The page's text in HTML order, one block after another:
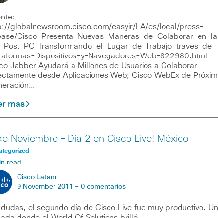
globalnewsroom.cisco.com/easyir/LA/es/local/press-
Cisco-Presenta-Nuevas-Maneras-de-Colaborar-en-
Post-PC-Transformando-el-Lugar-de-Trabajo-traves-de-
Dispositivos-y–Navegadores-Web–822980.html
Jabber Ayudará a Millones de Usuarios a Colaborar
desde Aplicaciones Web; Cisco WebEx de
mas
Noviembre – Día 2 en Cisco Live! México
read
Cisco Latam
9 November 2011 - 0 comentarios
dudas, el segundo día de Cisco Live fue muy productivo.